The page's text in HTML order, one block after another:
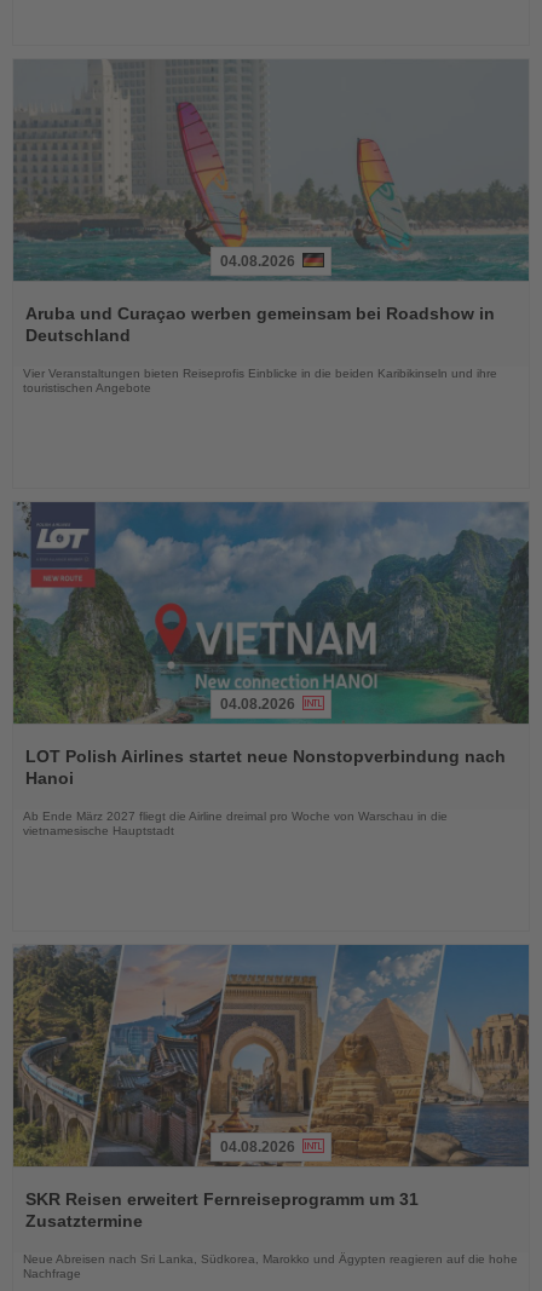
Sie
die
04.08.2026
Aruba und Curaçao werben gemeinsam bei Roadshow in
Deutschland
Vier Veranstaltungen bieten Reiseprofis Einblicke in die beiden Karibikinseln und ihre
touristischen Angebote
Sie
die
04.08.2026
LOT Polish Airlines startet neue Nonstopverbindung nach
Hanoi
Ab Ende März 2027 fliegt die Airline dreimal pro Woche von Warschau in die
vietnamesische Hauptstadt
Sie
die
04.08.2026
SKR Reisen erweitert Fernreiseprogramm um 31
Zusatztermine
Neue Abreisen nach Sri Lanka, Südkorea, Marokko und Ägypten reagieren auf die hohe
Nachfrage